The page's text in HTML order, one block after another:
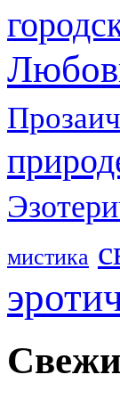
мистика